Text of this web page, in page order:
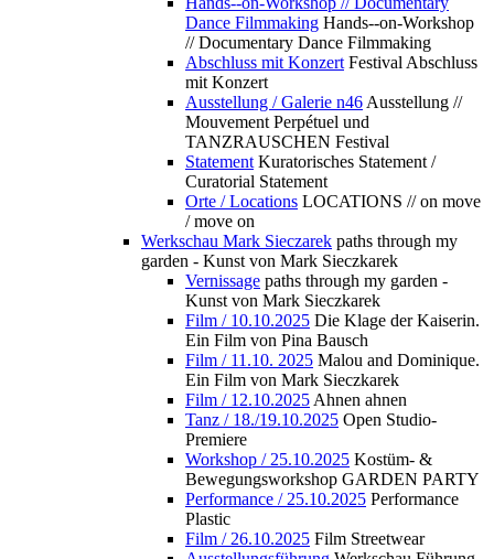
Dance Filmmaking Hands--on-Workshop
// Documentary Dance Filmmaking
Abschluss mit Konzert Festival Abschluss
mit Konzert
Ausstellung / Galerie n46 Ausstellung //
Mouvement Perpétuel und
TANZRAUSCHEN Festival
Statement Kuratorisches Statement /
Curatorial Statement
Orte / Locations LOCATIONS // on move
/ move on
Werkschau Mark Sieczarek paths through my
garden - Kunst von Mark Sieczkarek
Vernissage paths through my garden -
Kunst von Mark Sieczkarek
Film / 10.10.2025 Die Klage der Kaiserin.
Ein Film von Pina Bausch
Film / 11.10. 2025 Malou and Dominique.
Ein Film von Mark Sieczkarek
Film / 12.10.2025 Ahnen ahnen
Tanz / 18./19.10.2025 Open Studio-
Premiere
Workshop / 25.10.2025 Kostüm- &
Bewegungsworkshop GARDEN PARTY
Performance / 25.10.2025 Performance
Plastic
Film / 26.10.2025 Film Streetwear